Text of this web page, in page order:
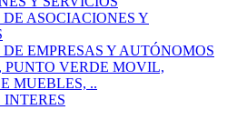
ASOCIACIONES Y
EMPRESAS Y AUTÓNOMOS
PUNTO VERDE MOVIL,
MUEBLES, ..